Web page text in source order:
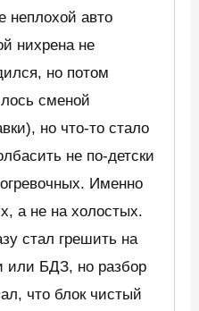
неплохой авто
нихрена не
но потом
сменой
но что-то стало
не по-детски
Именно
а не на холостых.
стал грешить на
или БДЗ, но разбор
что блок чистый